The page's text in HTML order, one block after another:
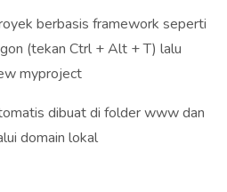
berbasis framework seperti
(tekan Ctrl + Alt + T) lalu
myproject
dibuat di folder www dan
domain lokal